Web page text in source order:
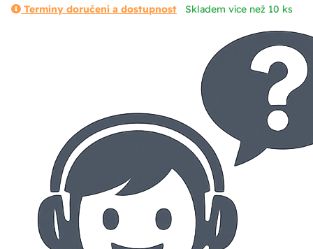
Termíny doručení a dostupnost
Skladem více než 10 ks